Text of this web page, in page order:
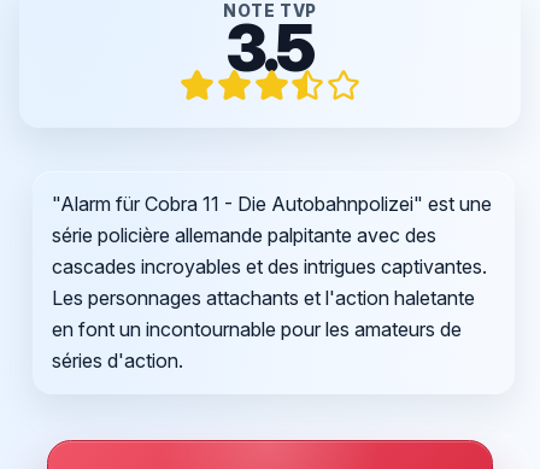
NOTE TVP
3.5
"Alarm für Cobra 11 - Die Autobahnpolizei" est une
série policière allemande palpitante avec des
cascades incroyables et des intrigues captivantes.
Les personnages attachants et l'action haletante
en font un incontournable pour les amateurs de
séries d'action.